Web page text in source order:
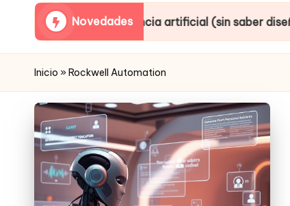
Novedades
inteligencia artificial (sin saber diseñar ni producir)
Inicio »Rockwell Automation